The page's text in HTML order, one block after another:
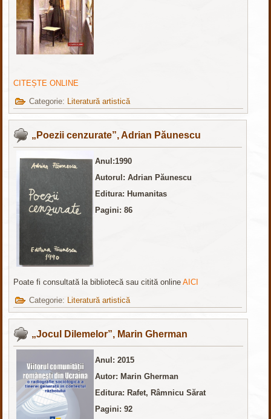
CITEȘTE ONLINE
Categorie:
Literatură artistică
„Poezii cenzurate”, Adrian Păunescu
Anul:1990
Autorul: Adrian Păunescu
Editura: Humanitas
Pagini: 86
Poate fi consultată la bibliotecă sau citită onlineAICI
Categorie:
Literatură artistică
„Jocul Dilemelor”, Marin Gherman
Anul: 2015
Autor: Marin Gherman
Editura: Rafet, Râmnicu Sărat
Pagini: 92